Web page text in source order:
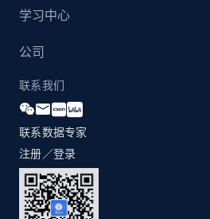
学习中心
公司
联系我们
联系数据专家
注册／登录